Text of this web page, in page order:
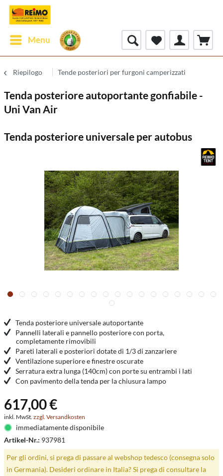
Menu
Riepilogo Tende posteriori per furgoni camperizzati
Tenda posteriore autoportante gonfiabile -
Uni Van Air
Tenda posteriore universale per autobus
Tenda posteriore universale autoportante
Pannelli laterali e pannello posteriore con porta,
completamente rimovibili
Pareti laterali e posteriori dotate di 1/3 di zanzariere
Ventilazione superiore e finestre oscurate
Serratura extra lunga (140cm) con porte su entrambi i lati
Con pavimento della tenda per la chiusura lampo
617,00 €
inkl. MwSt. zzgl. Versandkosten
immediatamente disponibile
Artikel-Nr.: 937981
Per gli ordini, si prega di passare al webshop tedesco (consegna solo
in Germania). Desideri ordinare in Italia? Si prega di consultare la